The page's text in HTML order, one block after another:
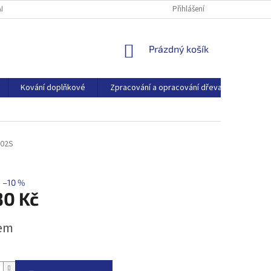
Přihlášení
NÁKUPNÍ
Prázdný košík
Kování doplňkové Zpracování a opracování dřeva
–10 %
Kč